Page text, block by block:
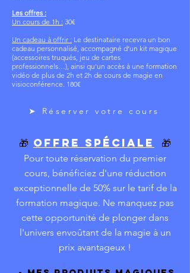
Les offres :
Un cours de 1h : 30€
Un cadeau à offrir : Le destinataire recevra un bon
cadeau personnalisé, accompagné d’un kit magique
(accessoires truqués, jeu de cartes
professionnels…), ainsi qu'un accès à une formation
vidéo de plus de 2h et 2h de cours de magie en
visioconférence. 180€
➤ Réserver votre cours
🎁 Offre Spéciale 🎁
Pour toute réservation du premier
cours, bénéficiez d'une réduction
exceptionnelle de 50% sur le tarif de la
formation magique. Ne manquez pas
cette opportunité de plonger dans
l'univers envoûtant de la magie à un
prix avantageux !